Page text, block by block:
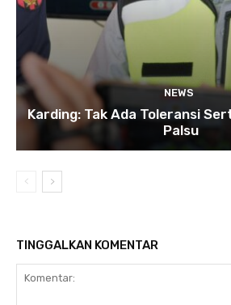
NEWS
Karding: Tak Ada Toleransi
Palsu
TINGGALKAN KOMENTAR